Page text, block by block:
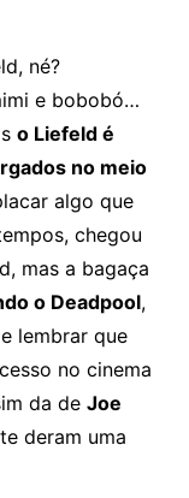
né?
e bobobó…
o Liefeld é
no meio
algo que
chegou
mas a bagaça
o Deadpool,
lembrar que
no cinema
da de Joe
deram uma